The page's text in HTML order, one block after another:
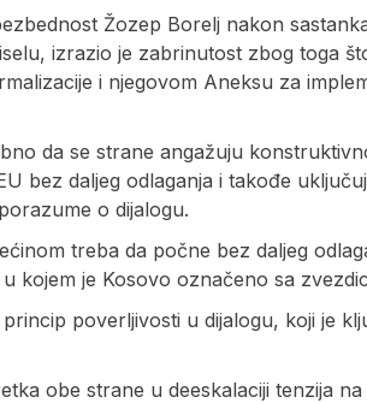
Žozep Borelj nakon
izrazio je zabrinutost zbog toga
i njegovom Aneksu za
da se strane angažuju
bez daljeg odlaganja i takođe
o dijalogu.
treba da počne bez daljeg
kojem je Kosovo označeno sa
poverljivosti u dijalogu, koji je
obe strane u deeskalaciji tenzija